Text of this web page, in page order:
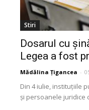
Stiri
Dosarul cu
Legea a fost
Mădălina Țigancea -
Din 4 iulie, instituțiile
și persoanele juridice